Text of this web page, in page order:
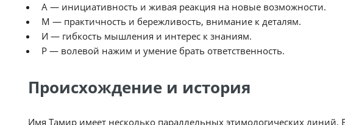
А — инициативность и живая реакция на новые возможности.
М — практичность и бережливость, внимание к деталям.
И — гибкость мышления и интерес к знаниям.
Р — волевой нажим и умение брать ответственность.
Происхождение и история
Имя Тамир имеет несколько параллельных этимологических линий.